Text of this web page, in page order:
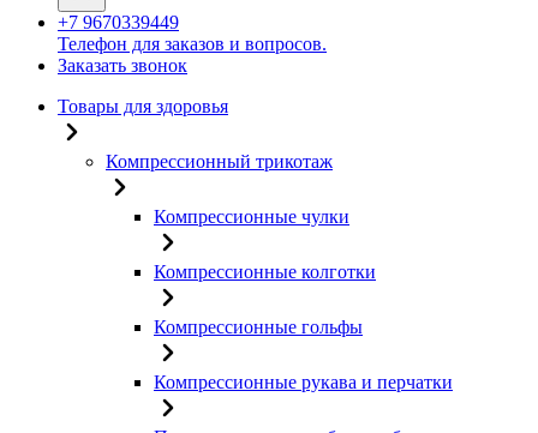
+7 9670339449
Телефон для заказов и вопросов.
Заказать звонок
Товары для здоровья
Компрессионный трикотаж
Компрессионные чулки
Компрессионные колготки
Компрессионные гольфы
Компрессионные рукава и перчатки